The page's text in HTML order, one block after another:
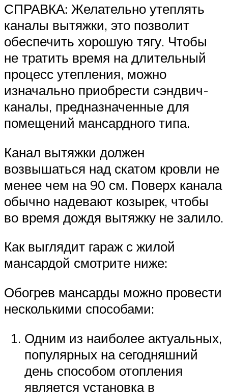
СПРАВКА: Желательно утеплять
каналы вытяжки, это позволит
обеспечить хорошую тягу. Чтобы
не тратить время на длительный
процесс утепления, можно
изначально приобрести сэндвич-
каналы, предназначенные для
помещений мансардного типа.
Канал вытяжки должен
возвышаться над скатом кровли не
менее чем на 90 см. Поверх канала
обычно надевают козырек, чтобы
во время дождя вытяжку не залило.
Как выглядит гараж с жилой
мансардой смотрите ниже:
Обогрев мансарды можно провести
несколькими способами:
Одним из наиболее актуальных,
популярных на сегодняшний
день способом отопления
является установка в